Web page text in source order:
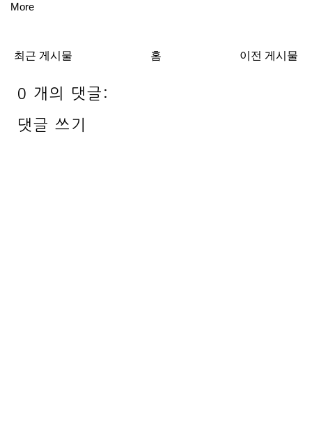
More
최근 게시물 이전 게시물
홈
0 개의 댓글:
댓글 쓰기